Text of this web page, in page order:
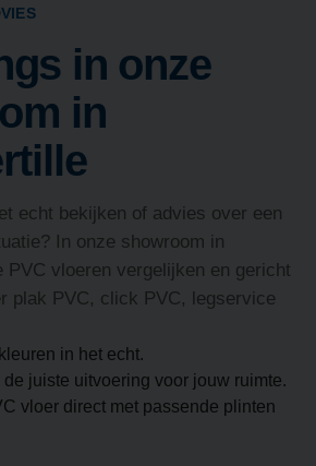
in onze
in
echt bekijken of advies over een
In onze showroom in
PVC vloeren vergelijken en gericht
plak PVC, click PVC, legservice
in het echt.
juiste uitvoering voor jouw ruimte.
vloer direct met passende plinten